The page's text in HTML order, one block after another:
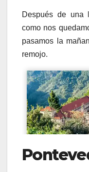
Después de una
como nos
pasamos la
remojo.